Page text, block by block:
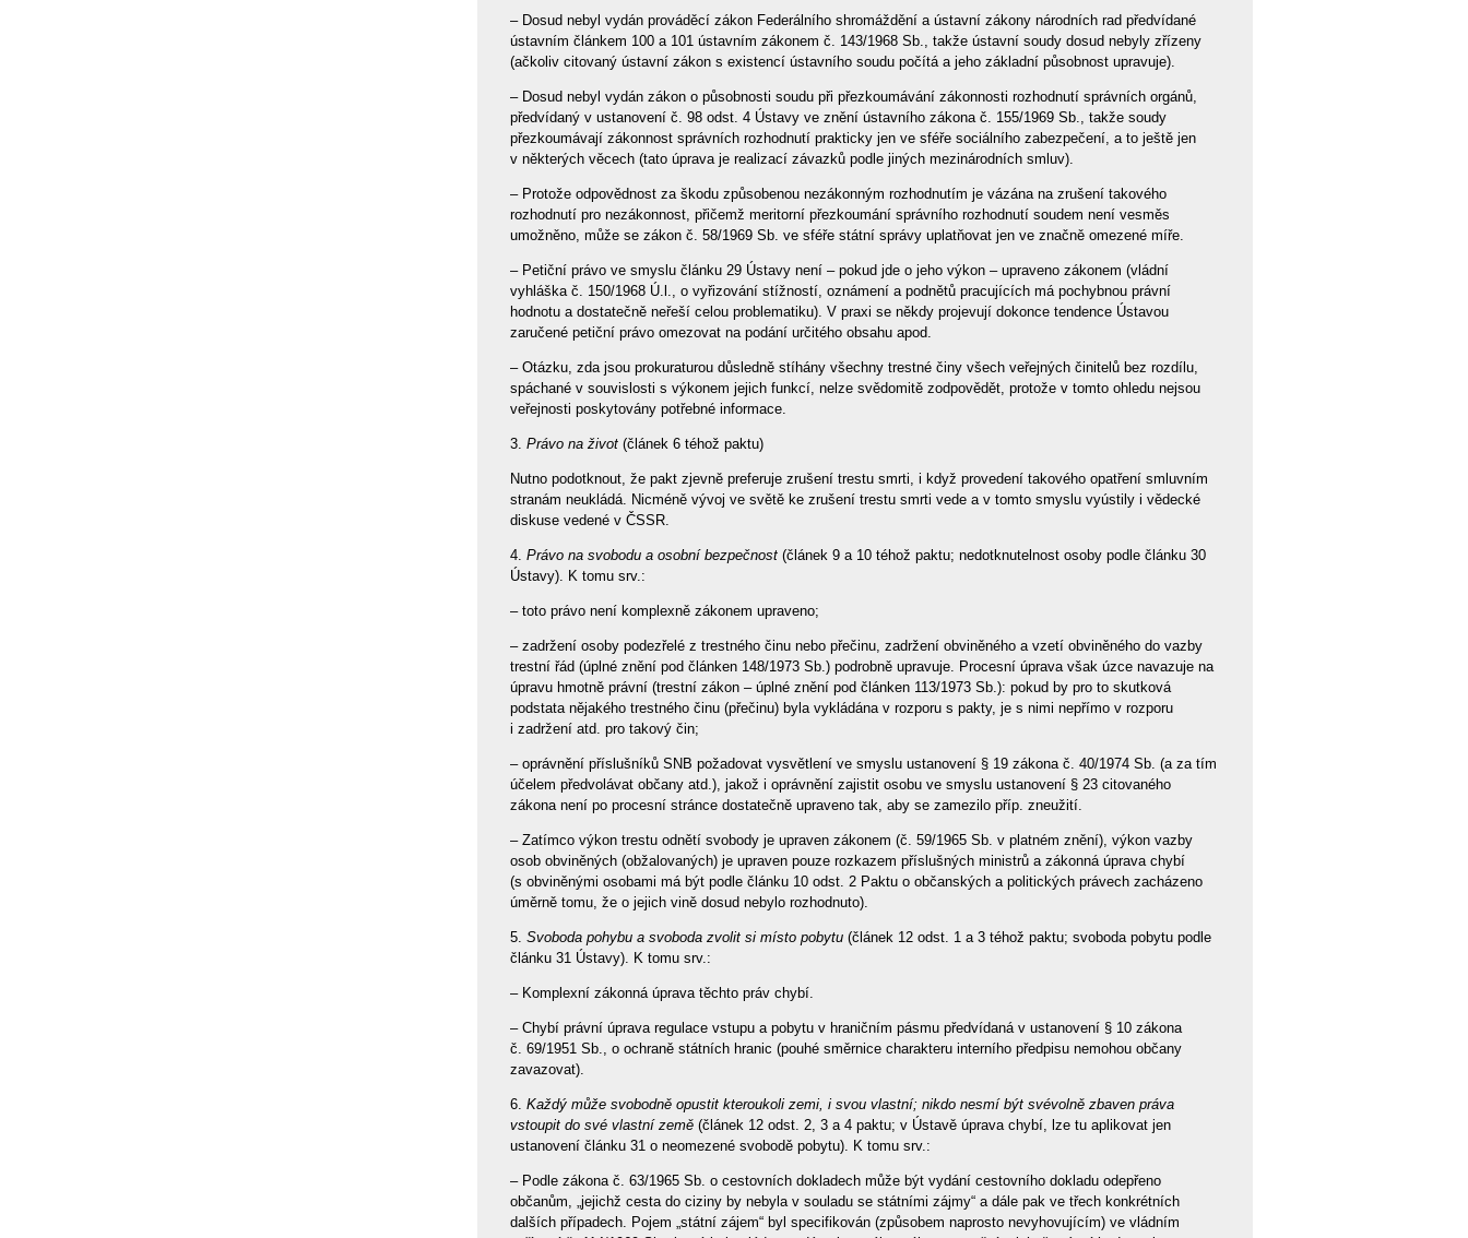
– Dosud nebyl vydán prováděcí zákon Federálního shromáždění a ústavní zákony národních rad předvídané
ústavním článkem 100 a 101 ústavním zákonem č. 143/1968 Sb., takže ústavní soudy dosud nebyly zřízeny
(ačkoliv citovaný ústavní zákon s existencí ústavního soudu počítá a jeho základní působnost upravuje).
– Dosud nebyl vydán zákon o působnosti soudu při přezkoumávání zákonnosti rozhodnutí správních orgánů,
předvídaný v ustanovení č. 98 odst. 4 Ústavy ve znění ústavního zákona č. 155/1969 Sb., takže soudy
přezkoumávají zákonnost správních rozhodnutí prakticky jen ve sféře sociálního zabezpečení, a to ještě jen
v některých věcech (tato úprava je realizací závazků podle jiných mezinárodních smluv).
– Protože odpovědnost za škodu způsobenou nezákonným rozhodnutím je vázána na zrušení takového
rozhodnutí pro nezákonnost, přičemž meritorní přezkoumání správního rozhodnutí soudem není vesměs
umožněno, může se zákon č. 58/1969 Sb. ve sféře státní správy uplatňovat jen ve značně omezené míře.
– Petiční právo ve smyslu článku 29 Ústavy není – pokud jde o jeho výkon – upraveno zákonem (vládní
vyhláška č. 150/1968 Ú.l., o vyřizování stížností, oznámení a podnětů pracujících má pochybnou právní
hodnotu a dostatečně neřeší celou problematiku). V praxi se někdy projevují dokonce tendence Ústavou
zaručené petiční právo omezovat na podání určitého obsahu apod.
– Otázku, zda jsou prokuraturou důsledně stíhány všechny trestné činy všech veřejných činitelů bez rozdílu,
spáchané v souvislosti s výkonem jejich funkcí, nelze svědomitě zodpovědět, protože v tomto ohledu nejsou
veřejnosti poskytovány potřebné informace.
3. Právo na život (článek 6 téhož paktu)
Nutno podotknout, že pakt zjevně preferuje zrušení trestu smrti, i když provedení takového opatření smluvním
stranám neukládá. Nicméně vývoj ve světě ke zrušení trestu smrti vede a v tomto smyslu vyústily i vědecké
diskuse vedené v ČSSR.
4. Právo na svobodu a osobní bezpečnost (článek 9 a 10 téhož paktu; nedotknutelnost osoby podle článku 30
Ústavy). K tomu srv.:
– toto právo není komplexně zákonem upraveno;
– zadržení osoby podezřelé z trestného činu nebo přečinu, zadržení obviněného a vzetí obviněného do vazby
trestní řád (úplné znění pod článken 148/1973 Sb.) podrobně upravuje. Procesní úprava však úzce navazuje na
úpravu hmotně právní (trestní zákon – úplné znění pod článken 113/1973 Sb.): pokud by pro to skutková
podstata nějakého trestného činu (přečinu) byla vykládána v rozporu s pakty, je s nimi nepřímo v rozporu
i zadržení atd. pro takový čin;
– oprávnění příslušníků SNB požadovat vysvětlení ve smyslu ustanovení § 19 zákona č. 40/1974 Sb. (a za tím
účelem předvolávat občany atd.), jakož i oprávnění zajistit osobu ve smyslu ustanovení § 23 citovaného
zákona není po procesní stránce dostatečně upraveno tak, aby se zamezilo příp. zneužití.
– Zatímco výkon trestu odnětí svobody je upraven zákonem (č. 59/1965 Sb. v platném znění), výkon vazby
osob obviněných (obžalovaných) je upraven pouze rozkazem příslušných ministrů a zákonná úprava chybí
(s obviněnými osobami má být podle článku 10 odst. 2 Paktu o občanských a politických právech zacházeno
úměrně tomu, že o jejich vině dosud nebylo rozhodnuto).
5. Svoboda pohybu a svoboda zvolit si místo pobytu (článek 12 odst. 1 a 3 téhož paktu; svoboda pobytu podle
článku 31 Ústavy). K tomu srv.:
– Komplexní zákonná úprava těchto práv chybí.
– Chybí právní úprava regulace vstupu a pobytu v hraničním pásmu předvídaná v ustanovení § 10 zákona
č. 69/1951 Sb., o ochraně státních hranic (pouhé směrnice charakteru interního předpisu nemohou občany
zavazovat).
6. Každý může svobodně opustit kteroukoli zemi, i svou vlastní; nikdo nesmí být svévolně zbaven práva
vstoupit do své vlastní země (článek 12 odst. 2, 3 a 4 paktu; v Ústavě úprava chybí, lze tu aplikovat jen
ustanovení článku 31 o neomezené svobodě pobytu). K tomu srv.:
– Podle zákona č. 63/1965 Sb. o cestovních dokladech může být vydání cestovního dokladu odepřeno
občanům, „jejichž cesta do ciziny by nebyla v souladu se státními zájmy“ a dále pak ve třech konkrétních
dalších případech. Pojem „státní zájem“ byl specifikován (způsobem naprosto nevyhovujícím) ve vládním